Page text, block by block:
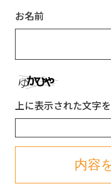
お名前
上に表示された文字